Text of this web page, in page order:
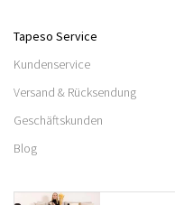
Tapeso Service
Kundenservice
Versand & Rücksendung
Geschäftskunden
Blog